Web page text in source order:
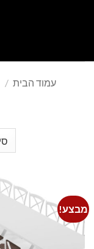
עמוד הבית /
מבצע!